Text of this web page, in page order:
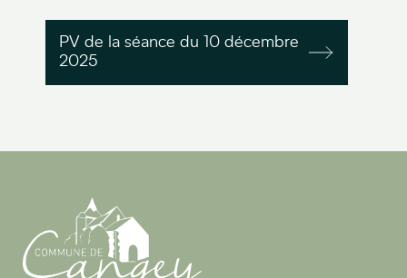
PV de la séance du 10 décembre
2025